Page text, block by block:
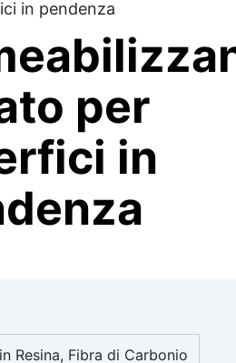
in pendenza
per
in